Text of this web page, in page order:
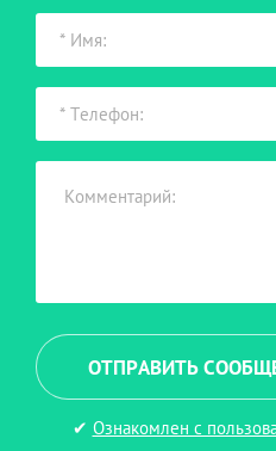
ОТПРАВИТЬ
✔ Ознакомлен с